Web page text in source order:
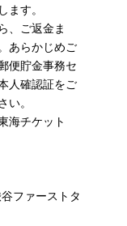
ます。
、ご返金ま
あらかじめご
便貯金事務セ
人確認証をご
い。
海チケット
ファーストタ